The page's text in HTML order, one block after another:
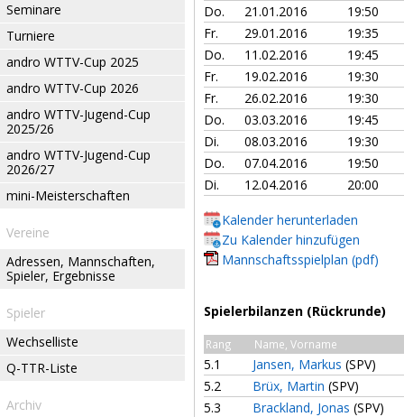
Seminare
Turniere
andro WTTV-Cup 2025
andro WTTV-Cup 2026
andro WTTV-Jugend-Cup
2025/26
andro WTTV-Jugend-Cup
2026/27
mini-Meisterschaften
Vereine
Adressen, Mannschaften,
Spieler, Ergebnisse
Spieler
Wechselliste
Q-TTR-Liste
Archiv
Do.
21.01.2016
19:50
Fr.
29.01.2016
19:35
Do.
11.02.2016
19:45
Fr.
19.02.2016
19:30
Fr.
26.02.2016
19:30
Do.
03.03.2016
19:45
Di.
08.03.2016
19:30
Do.
07.04.2016
19:50
Di.
12.04.2016 20:00
Kalender herunterladen
Zu Kalender hinzufügen
Mannschaftsspielplan (pdf)
Spielerbilanzen (Rückrunde)
Rang Name, Vorname
5.1 Jansen, Markus (SPV)
5.2
Brüx, Martin (SPV)
5.3
Brackland, Jonas (SPV)